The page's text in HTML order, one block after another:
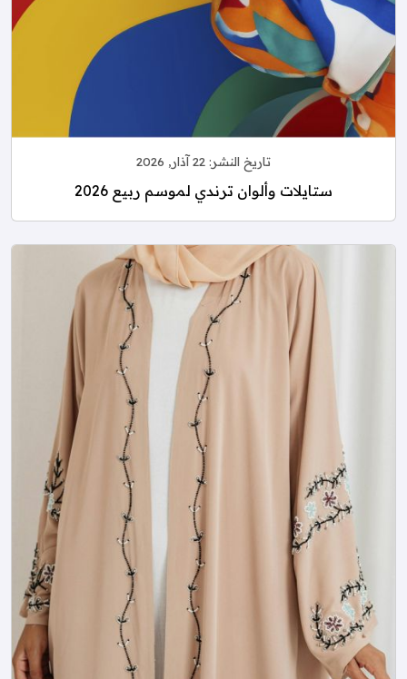
تاريخ النشر: 22 آذار, 2026
ستايلات وألوان ترندي لموسم ربيع 2026